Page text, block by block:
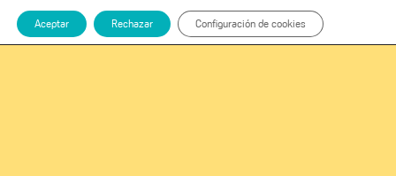
Aceptar Rechazar Configuración de cookies